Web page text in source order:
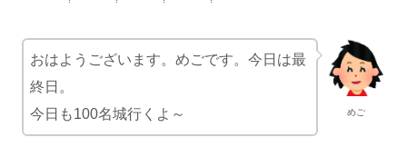
めご
おはようございます。めごです。今日は最
終日。
今日も100名城行くよ～